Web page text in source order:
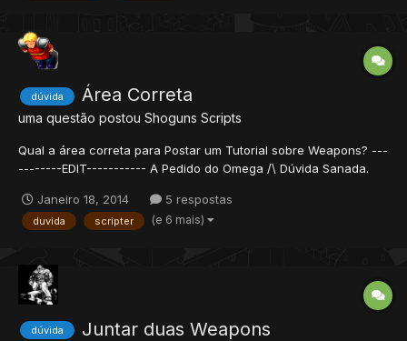
dúvida Área Correta
uma questão postou Shoguns Scripts
Qual a área correta para Postar um Tutorial sobre Weapons? ---
--------EDIT----------- A Pedido do Omega /\ Dúvida Sanada.
Janeiro 18, 2014 5 respostas
duvida scripter (e 6 mais)
dúvida Juntar duas Weapons